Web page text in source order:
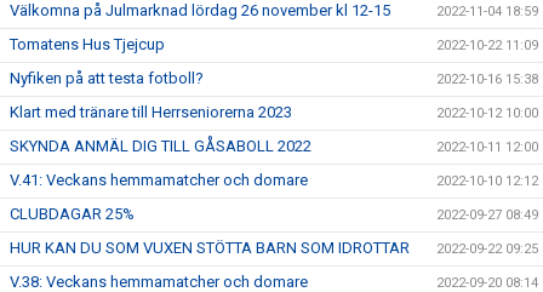
Välkomna på Julmarknad lördag 26 november kl 12-15 2022-11-04 18:59
Tomatens Hus Tjejcup 2022-10-22 11:09
Nyfiken på att testa fotboll? 2022-10-16 15:38
Klart med tränare till Herrseniorerna 2023 2022-10-12 10:00
SKYNDA ANMÄL DIG TILL GÅSABOLL 2022 2022-10-11 12:00
V.41: Veckans hemmamatcher och domare 2022-10-10 12:12
CLUBDAGAR 25% 2022-09-27 08:49
HUR KAN DU SOM VUXEN STÖTTA BARN SOM IDROTTAR 2022-09-22 09:25
V.38: Veckans hemmamatcher och domare 2022-09-20 08:14